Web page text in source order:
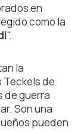
en
como la
".
la
Teckels de
de guerra
Son una
pueden